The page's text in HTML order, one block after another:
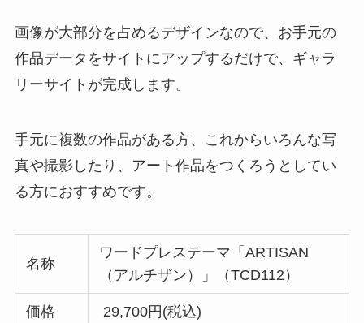
画像が大部分を占めるデザインなので、お手元の
作品データをサイトにアップするだけで、ギャラ
リーサイトが完成します。
手元に複数の作品がある方、これからいろんな写
真や撮影したり、アート作品をつくろうとしてい
る方におすすめです。
名称
ワードプレステーマ「ARTISAN
（アルチザン）」（TCD112）
価格 29,700円(税込)